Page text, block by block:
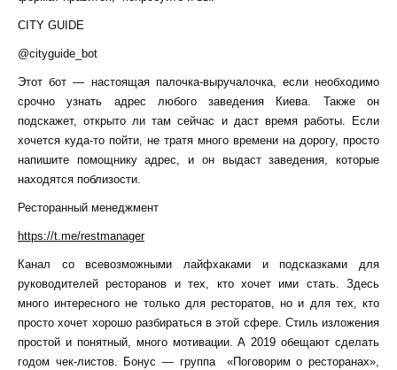
CITY GUIDE
@cityguide_bot
Этот бот — настоящая палочка-выручалочка, если необходимо
срочно узнать адрес любого заведения Киева. Также он
подскажет, открыто ли там сейчас и даст время работы. Если
хочется куда-то пойти, не тратя много времени на дорогу, просто
напишите помощнику адрес, и он выдаст заведения, которые
находятся поблизости.
Ресторанный менеджмент
https://t.me/restmanager
Канал со всевозможными лайфхаками и подсказками для
руководителей ресторанов и тех, кто хочет ими стать. Здесь
много интересного не только для ресторатов, но и для тех, кто
просто хочет хорошо разбираться в этой сфере. Стиль изложения
простой и понятный, много мотивации. А 2019 обещают сделать
годом чек-листов. Бонус — группа «Поговорим о ресторанах»,